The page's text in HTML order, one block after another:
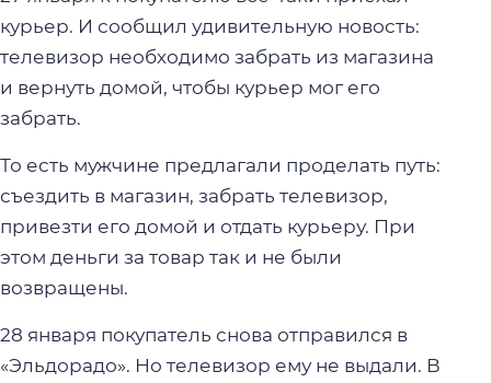
курьер. И сообщил удивительную новость:
телевизор необходимо забрать из магазина
и вернуть домой, чтобы курьер мог его
забрать.
То есть мужчине предлагали проделать путь:
съездить в магазин, забрать телевизор,
привезти его домой и отдать курьеру. При
этом деньги за товар так и не были
возвращены.
28 января покупатель снова отправился в
«Эльдорадо». Но телевизор ему не выдали. В